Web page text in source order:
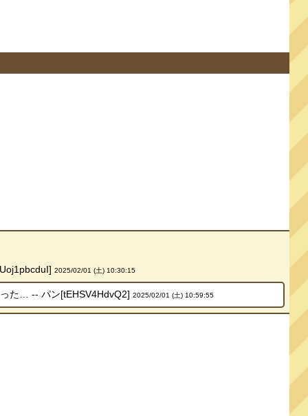
2025/02/01 (土) 10:30:15
った… -- パン[tEHSV4HdvQ2]2025/02/01 (土) 10:59:55